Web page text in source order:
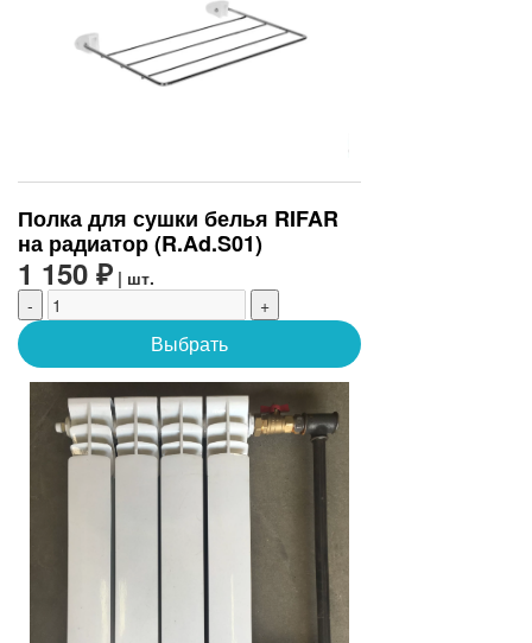
Полка для сушки белья RIFAR
на радиатор (R.Ad.S01)
1 150 ₽ | шт.
-
+
Выбрать